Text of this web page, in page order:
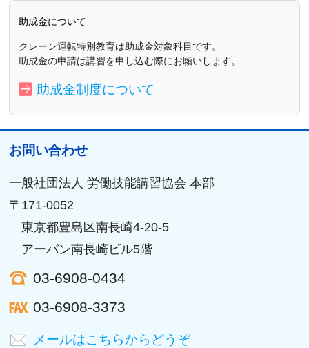
助成金について
クレーン運転特別教育は助成金対象科目です。
助成金の申請は講習を申し込む際にお願いします。
助成金制度について
お問い合わせ
一般社団法人 労働技能講習協会 本部
〒171-0052
東京都豊島区南長崎4-20-5
アーバン南長崎ビル5階
03-6908-0434
03-6908-3373
メールはこちらからどうぞ